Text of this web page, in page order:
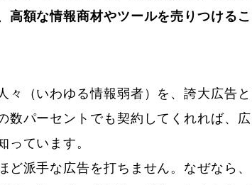
高額な情報商材やツールを売りつけるこ
（いわゆる情報弱者）を、誇大広告と
数パーセントでも契約してくれれば、広
っています。
派手な広告を打ちません。なぜなら、